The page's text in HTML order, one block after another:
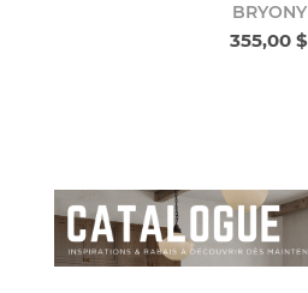
BRYONY
355,00 $